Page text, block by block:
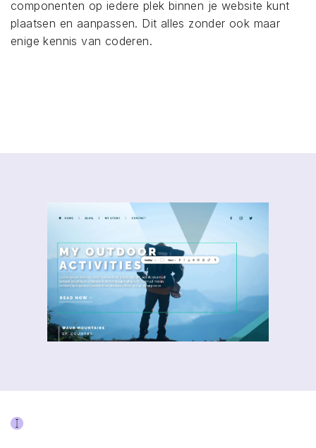
componenten op iedere plek binnen je website kunt
plaatsen en aanpassen. Dit alles zonder ook maar
enige kennis van coderen.